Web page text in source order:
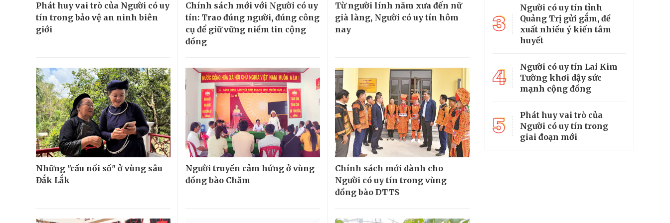
Phát huy vai trò của Người có uy
tín trong bảo vệ an ninh biên
giới
Chính sách mới với Người có uy
tín: Trao đúng người, đúng công
cụ để giữ vững niềm tin cộng
đồng
Từ người lính năm xưa đến nữ
già làng, Người có uy tín hôm
nay
Những "cầu nối số" ở vùng sâu
Đắk Lắk
Người truyền cảm hứng ở vùng
đồng bào Chăm
Chính sách mới dành cho
Người có uy tín trong vùng
đồng bào DTTS
3
Người có uy tín tỉnh
Quảng Trị gửi gắm, đề
xuất nhiều ý kiến tâm
huyết
4
Người có uy tín Lai Kim
Tường khơi dậy sức
mạnh cộng đồng
5
Phát huy vai trò của
Người có uy tín trong
giai đoạn mới